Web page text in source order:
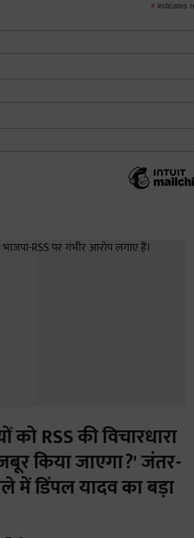
* indicates
को RSS की विचारधारा
किया जाएगा?' जंतर-
में डिंपल यादव का बड़ा